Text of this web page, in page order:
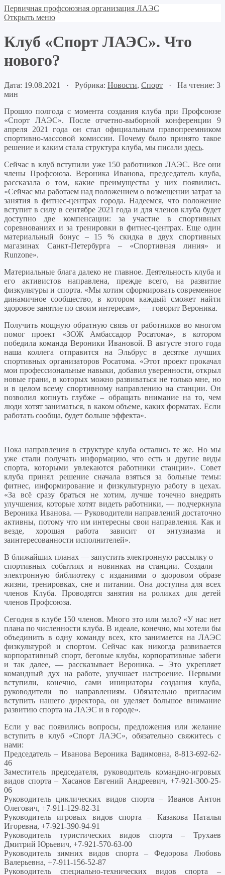
Первичная профсоюзная организация ЛАЭС
Открыть меню
Клуб «Спорт ЛАЭС». Что
нового?
Дата: 19.08.2021 · Рубрика: Новости, Спорт · На чтение: 3
мин
Прошло полгода с момента создания клуба при Профсоюзе
«Спорт ЛАЭС». После отчетно-выборной конференции 9
апреля 2021 года он стал официальным правопреемником
спортивно-массовой комиссии. Почему было принято такое
решение и каким стала структура клуба, мы писали здесь.
Сейчас в клуб вступили уже 150 работников ЛАЭС. Все они
члены Профсоюза. Вероника Иванова, председатель клуба,
рассказала о том, какие преимущества у них появились.
«Сейчас мы работаем над положением о возмещении затрат за
занятия в фитнес-центрах города. Надеемся, что положение
вступит в силу в сентябре 2021 года и для членов клуба будет
доступно две компенсации: за участие в спортивных
соревнованиях и за тренировки в фитнес-центрах. Еще один
материальный бонус – 15 % скидка в двух спортивных
магазинах Санкт-Петербурга – «Спортивная линия» и
Runzone».
Материальные блага далеко не главное. Деятельность клуба и
его активистов направлена, прежде всего, на развитие
физкультуры и спорта. «Мы хотим сформировать современное
динамичное сообщество, в котором каждый сможет найти
здоровое занятие по своим интересам», — говорит Вероника.
Получить мощную обратную связь от работников во многом
помог проект «ЗОЖ Амбассадор Росатома», в котором
победила команда Вероники Ивановой. В августе этого года
наша коллега отправится на Эльбрус в десятке лучших
спортивных организаторов Росатома. «Этот проект прокачал
мои профессиональные навыки, добавил уверенности, открыл
новые грани, в которых можно развиваться не только мне, но
и в целом всему спортивному направлению на станции. Он
позволил копнуть глубже – обращать внимание на то, чем
люди хотят заниматься, в каком объеме, каких форматах. Если
работать сообща, будет больше эффекта».
Пока направления в структуре клуба остались те же. Но мы
уже стали получать информацию, что есть и другие виды
спорта, которыми увлекаются работники станции». Совет
клуба принял решение сначала взяться за больные темы:
фитнес, информирование и физкультурную работу в цехах.
«За всё сразу браться не хотим, лучше точечно внедрять
улучшения, которые хотят видеть работники, — подчеркнула
Вероника Иванова. — Руководители направлений достаточно
активны, потому что им интересны свои направления. Как и
везде, хорошая работа зависит от энтузиазма и
заинтересованности исполнителей».
В ближайших планах — запустить электронную рассылку о
спортивных событиях и новинках на станции. Создали
электронную библиотеку с изданиями о здоровом образе
жизни, тренировках, сне и питании. Она доступна для всех
членов Клуба. Проводятся занятия на роликах для детей
членов Профсоюза.
Сегодня в клубе 150 членов. Много это или мало? «У нас нет
плана по численности клуба. В идеале, конечно, мы хотели бы
объединить в одну команду всех, кто занимается на ЛАЭС
физкультурой и спортом. Сейчас как никогда развивается
корпоративный спорт, беговые клубы, корпоративные забеги
и так далее, — рассказывает Вероника. – Это укрепляет
командный дух на работе, улучшает настроение. Первыми
вступили, конечно, сами инициаторы создания клуба,
руководители по направлениям. Обязательно пригласим
вступить нашего директора, он уделяет большое внимание
развитию спорта на ЛАЭС и в городе».
Если у вас появились вопросы, предложения или желание
вступить в клуб «Спорт ЛАЭС», обязательно свяжитесь с
нами:
Председатель – Иванова Вероника Вадимовна, 8-813-692-62-
46
Заместитель председателя, руководитель командно-игровых
видов спорта – Хасанов Евгений Андреевич, +7-921-300-25-
06
Руководитель циклических видов спорта – Иванов Антон
Олегович, +7-911-129-82-31
Руководитель игровых видов спорта – Казакова Наталья
Игоревна, +7-921-390-94-91
Руководитель туристических видов спорта – Трухаев
Дмитрий Юрьевич, +7-921-570-63-00
Руководитель зимних видов спорта – Федорова Любовь
Валерьевна, +7-911-156-52-87
Руководитель специально-технических видов спорта –